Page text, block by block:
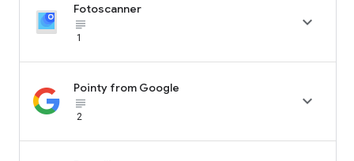
Fotoscanner
subject_black
1

Pointy from Google
subject_black
2
